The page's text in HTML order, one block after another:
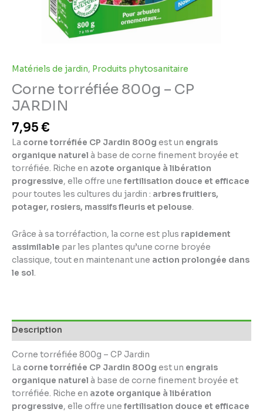
Matériels de jardin, Produits phytosanitaire
Corne torréfiée 800g – CP
JARDIN
7,95€
La corne torréfiée CP Jardin 800g est un engrais
organique naturel à base de corne finement broyée et
torréfiée. Riche en azote organique à libération
progressive, elle offre une fertilisation douce et efficace
pour toutes les cultures du jardin : arbres fruitiers,
potager, rosiers, massifs fleuris et pelouse.
Grâce à sa torréfaction, la corne est plus rapidement
assimilable par les plantes qu’une corne broyée
classique, tout en maintenant une action prolongée dans
le sol.
Description
Corne torréfiée 800g – CP Jardin
La corne torréfiée CP Jardin 800g est un engrais
organique naturel à base de corne finement broyée et
torréfiée. Riche en azote organique à libération
progressive, elle offre une fertilisation douce et efficace